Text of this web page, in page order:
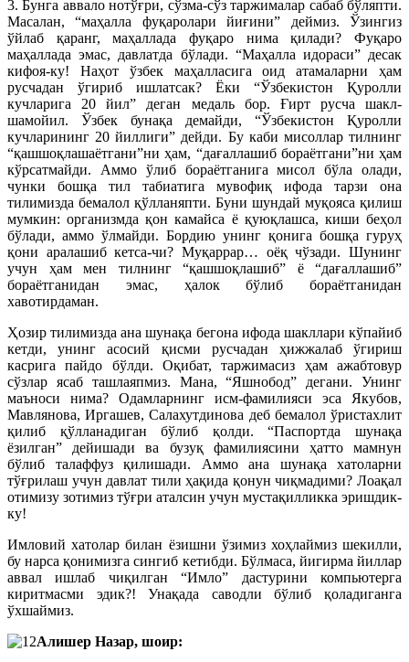
3. Бунга аввало нотўғри, сўзма-сўз таржималар сабаб бўляпти.
Масалан, “маҳалла фуқаролари йиғини” деймиз. Ўзингиз
ўйлаб қаранг, маҳаллада фуқаро нима қилади? Фуқаро
маҳаллада эмас, давлатда бўлади. “Маҳалла идораси” десак
кифоя-ку! Наҳот ўзбек маҳалласига оид атамаларни ҳам
русчадан ўгириб ишлатсак? Ёки “Ўзбекистон Қуролли
кучларига 20 йил” деган медаль бор. Ғирт русча шакл-
шамойил. Ўзбек бунақа демайди, “Ўзбекистон Қуролли
кучларининг 20 йиллиги” дейди. Бу каби мисоллар тилнинг
“қашшоқлашаётгани”ни ҳам, “дағаллашиб бораётгани”ни ҳам
кўрсатмайди. Аммо ўлиб бораётганига мисол бўла олади,
чунки бош­қа тил табиатига мувофиқ ифода тарзи она
тилимизда бемалол қўлланяпти. Буни шундай муқояса қилиш
мумкин: организмда қон камайса ё қуюқлашса, киши беҳол
бўлади, аммо ўлмайди. Бордию унинг қонига бошқа гуруҳ
қони аралашиб кетса-чи? Муқаррар… оёқ чўзади. Шунинг
учун ҳам мен тилнинг “қашшоқлашиб” ё “дағаллашиб”
бораётганидан эмас, ҳалок бўлиб бораётганидан
хавотирдаман.
Ҳозир тилимизда ана шунақа бегона ифода шакллари кўпайиб
кетди, унинг асосий қисми русчадан ҳижжалаб ўгириш
касрига пайдо бўлди. Оқибат, таржимасиз ҳам ажабтовур
сўзлар ясаб ташлаяпмиз. Мана, “Яшнобод” дегани. Унинг
маъноси нима? Одамларнинг исм-фамилияси эса Якубов,
Мавлянова, Иргашев, Салахутдинова деб бемалол ўристахлит
қилиб қўлланадиган бўлиб қолди. “Паспортда шунақа
ёзилган” дейишади ва бузуқ фамилиясини ҳатто мамнун
бўлиб талаффуз қилишади. Аммо ана шунақа хатоларни
тўғрилаш учун давлат тили ҳақида қонун чиқмадими? Лоақал
отимизу зотимиз тўғри аталсин учун мус­тақилликка эришдик-
ку!
Имловий хатолар билан ёзишни ўзимиз хоҳлаймиз шекилли,
бу нарса қонимизга сингиб кетибди. Бўлмаса, йигирма йиллар
аввал ишлаб чиқилган “Имло” дастурини компьютерга
киритмасми эдик?! Унақада саводли бўлиб қоладиганга
ўхшаймиз.
Алишер Назар, шоир: